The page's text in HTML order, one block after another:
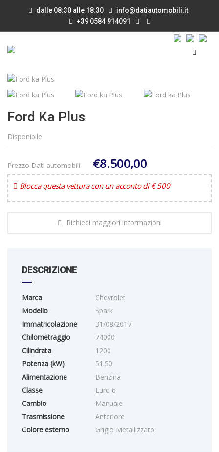
dalle 08:30 alle 18:30
info@datiautomobili.it
+39 0584 914091
Ford Ka Plus
Disponibile
Prezzo Dati automobili €8.500,00
Blocca questa vettura con un acconto di € 500
Richiedi maggiori informazioni
DESCRIZIONE
Marca
Chevrolet
Modello
Spark
Immatricolazione
31/08/2017
Chilometraggio
74000
Cilindrata
1200
Potenza (kW)
51.50
Alimentazione
Benzina
Classe
Euro 6
Cambio
Manuale
Trasmissione
Anteriore
Colore esterno
Grigio Metallizzato